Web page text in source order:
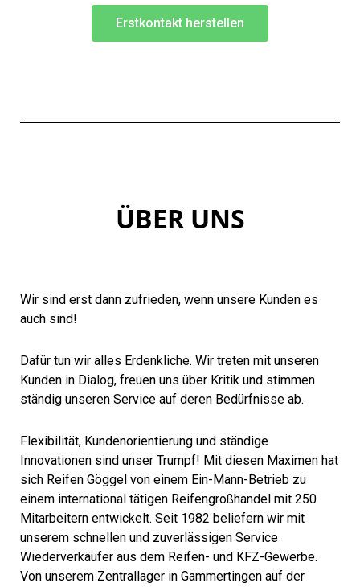
Erstkontakt herstellen
ÜBER UNS
Wir sind erst dann zufrieden, wenn unsere Kunden es
auch sind!
Dafür tun wir alles Erdenkliche. Wir treten mit unseren
Kunden in Dialog, freuen uns über Kritik und stimmen
ständig unseren Service auf deren Bedürfnisse ab.
Flexibilität, Kundenorientierung und ständige
Innovationen sind unser Trumpf! Mit diesen Maximen hat
sich Reifen Göggel von einem Ein-Mann-Betrieb zu
einem international tätigen Reifengroßhandel mit 250
Mitarbeitern entwickelt. Seit 1982 beliefern wir mit
unserem schnellen und zuverlässigen Service
Wiederverkäufer aus dem Reifen- und KFZ-Gewerbe.
Von unserem Zentrallager in Gammertingen auf der